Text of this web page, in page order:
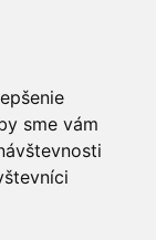
sme vám